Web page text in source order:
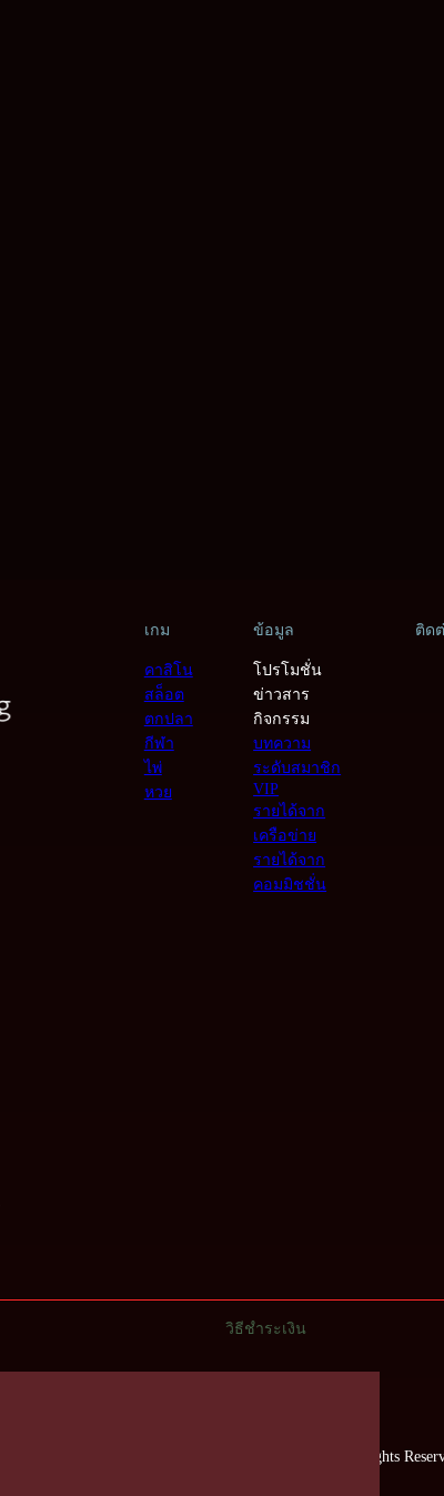
เกม
คาสิโน
สล็อต
ตกปลา
กีฬา
ไพ่
หวย
ข้อมูล
โปรโมชั่น
ข่าวสาร
กิจกรรม
บทความ
ระดับสมาชิก
VIP
รายได้จาก
เครือข่าย
รายได้จาก
คอมมิชชั่น
ติด
วิธีชำระเงิน
Copyright © RUBSUB24HR, All Rights